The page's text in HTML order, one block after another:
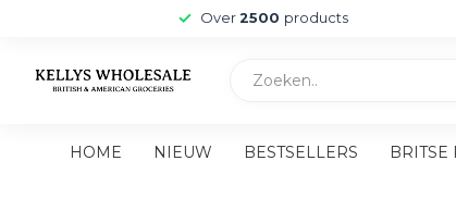
Over 2500 products
HOME NIEUW BESTSELLERS BRITSE